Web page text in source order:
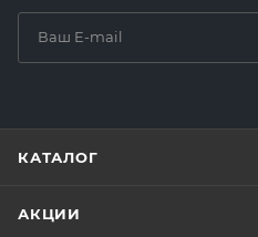
КАТАЛОГ
АКЦИИ